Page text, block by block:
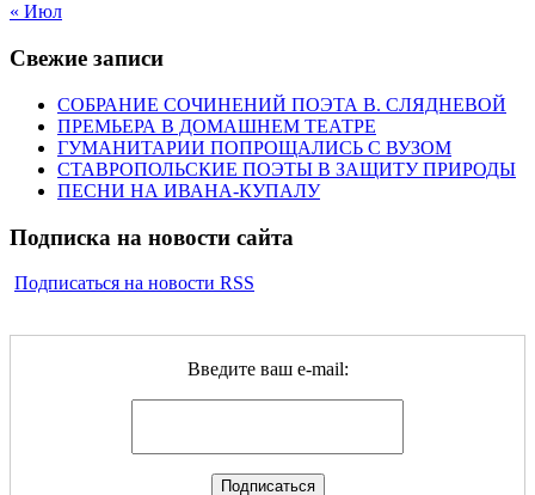
« Июл
Свежие записи
СОБРАНИЕ СОЧИНЕНИЙ ПОЭТА В. СЛЯДНЕВОЙ
ПРЕМЬЕРА В ДОМАШНЕМ ТЕАТРЕ
ГУМАНИТАРИИ ПОПРОЩАЛИСЬ С ВУЗОМ
СТАВРОПОЛЬСКИЕ ПОЭТЫ В ЗАЩИТУ ПРИРОДЫ
ПЕСНИ НА ИВАНА-КУПАЛУ
Подписка на новости сайта
Подписаться на новости RSS
Введите ваш e-mail: